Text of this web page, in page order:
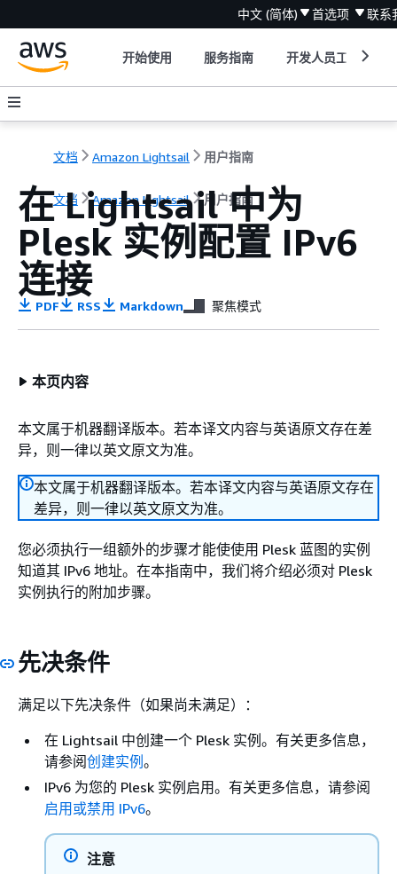
中文 (简体) 首选项 联系
开始使用 服务指南 开发人员工具
文档 Amazon Lightsail 用户指南
文档 Amazon Lightsail 用户指南
在 Lightsail 中为
Plesk 实例配置 IPv6
连接
PDF RSS Markdown 聚焦模式
本页内容
本文属于机器翻译版本。若本译文内容与英语原文存在差
异，则一律以英文原文为准。
本文属于机器翻译版本。若本译文内容与英语原文存在
差异，则一律以英文原文为准。
您必须执行一组额外的步骤才能使使用 Plesk 蓝图的实例
知道其 IPv6 地址。在本指南中，我们将介绍必须对 Plesk
实例执行的附加步骤。
先决条件
满足以下先决条件（如果尚未满足）：
在 Lightsail 中创建一个 Plesk 实例。有关更多信息，
请参阅创建实例。
IPv6 为您的 Plesk 实例启用。有关更多信息，请参阅
启用或禁用 IPv6。
注意